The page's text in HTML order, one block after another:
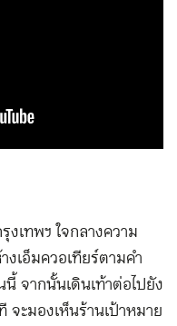
เทพฯ ใจกลางความ
เอ็มควอเทียร์ตามคำ
จากนั้นเดินเท้าต่อไปยัง
ะมองเห็นร้านเป้าหมาย